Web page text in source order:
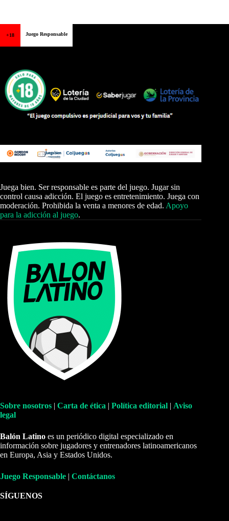
+18 Juego Responsable
Juega bien. Ser responsable es parte del juego. Jugar sin
control causa adicción. El juego es entretenimiento. Juega con
moderación. Prohibida la venta a menores de edad. Apoyo
para la adicción al juego.
Sobre nosotros | Carta de ética | Política editorial | Aviso
legal
Balón Latino es un periódico digital especializado en
información sobre jugadores y entrenadores latinoamericanos
en Europa, Asia y Estados Unidos.
Juego Responsable | Contáctanos
SÍGUENOS